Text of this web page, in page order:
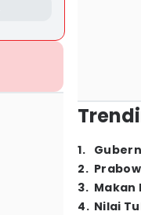
1.
2.
3. Makan
4. Nilai